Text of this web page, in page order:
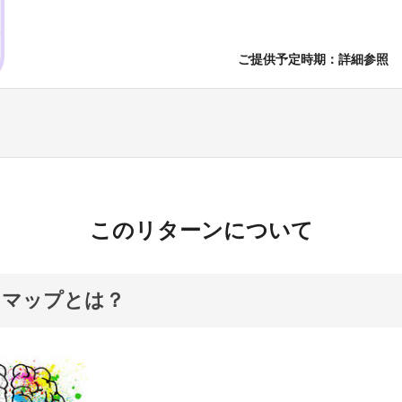
ご提供予定時期：詳細参照
このリターンについて
ップとは？